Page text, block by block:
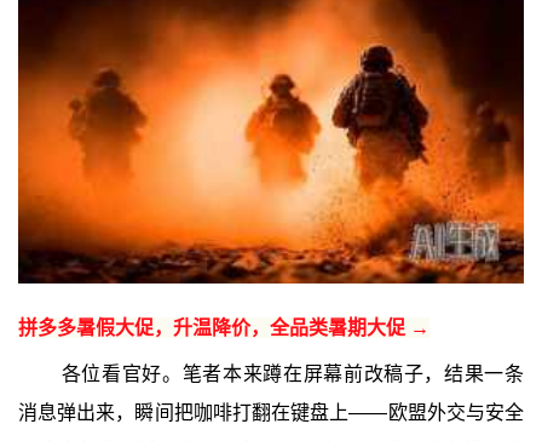
拼多多暑假大促，升温降价，全品类暑期大促 →
各位看官好。笔者本来蹲在屏幕前改稿子，结果一条
消息弹出来，瞬间把咖啡打翻在键盘上——欧盟外交与安全